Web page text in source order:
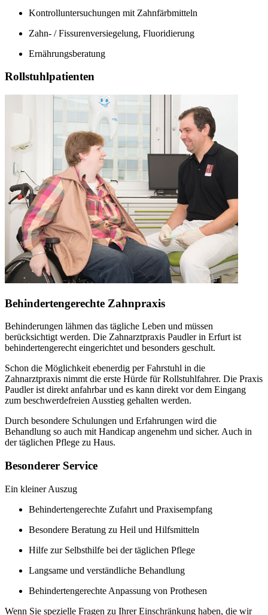
Kontrolluntersuchungen mit Zahnfärbmitteln
Zahn- / Fissurenversiegelung, Fluoridierung
Ernährungsberatung
Rollstuhlpatienten
Behindertengerechte Zahnpraxis
Behinderungen lähmen das tägliche Leben und müssen
berücksichtigt werden. Die Zahnarztpraxis Paudler in Erfurt ist
behindertengerecht eingerichtet und besonders geschult.
Schon die Möglichkeit ebenerdig per Fahrstuhl in die
Zahnarztpraxis nimmt die erste Hürde für Rollstuhlfahrer. Die Praxis
Paudler ist direkt anfahrbar und es kann direkt vor dem Eingang
zum beschwerdefreien Ausstieg gehalten werden.
Durch besondere Schulungen und Erfahrungen wird die
Behandlung so auch mit Handicap angenehm und sicher. Auch in
der täglichen Pflege zu Haus.
Besonderer Service
Ein kleiner Auszug
Behindertengerechte Zufahrt und Praxisempfang
Besondere Beratung zu Heil und Hilfsmitteln
Hilfe zur Selbsthilfe bei der täglichen Pflege
Langsame und verständliche Behandlung
Behindertengerechte Anpassung von Prothesen
Wenn Sie spezielle Fragen zu Ihrer Einschränkung haben, die wir